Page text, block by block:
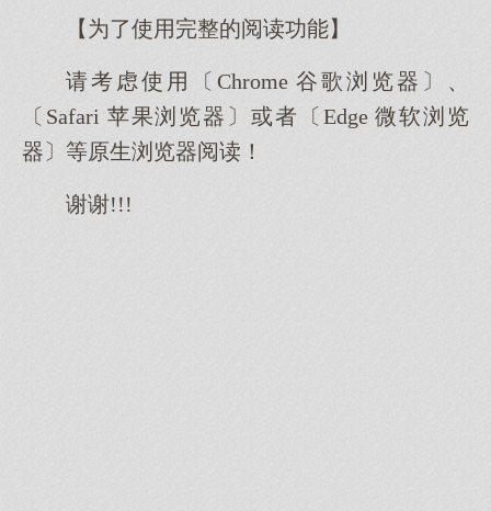
【为了使用完整的阅读功能】
请考虑使用〔Chrome 谷歌浏览器〕、
〔Safari 苹果浏览器〕或者〔Edge 微软浏览
器〕等原生浏览器阅读！
谢谢!!!